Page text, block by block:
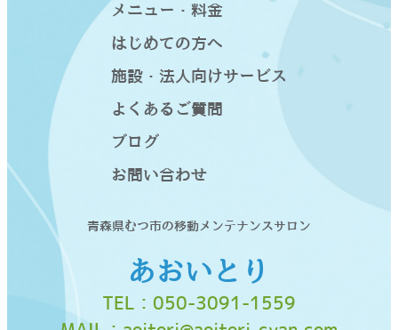
青森県むつ市の移動メンテナンスサロン
あおいとり
TEL： 050-3091-1559
メニュー・料金
はじめての方へ
施設・法人向けサービス
よくあるご質問
ブログ
お問い合わせ